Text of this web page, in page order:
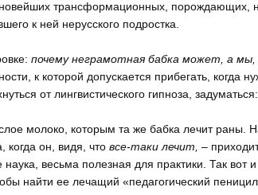
трансформационных, порождающих,
к ней нерусского подростка.
почему неграмотная бабка может, а мы,
к которой допускается прибегать, когда
от лингвистического гипноза,
молоко, которым та же бабка лечит раны.
когда он, видя, что все-таки лечит, –
весьма полезная для практики. Так вот и
найти ее лечащий «педагогический